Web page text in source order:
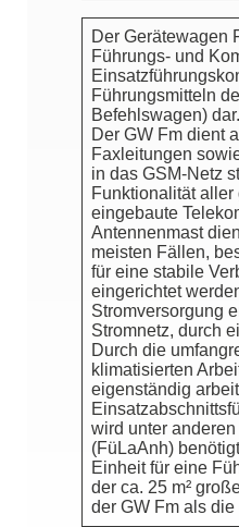
Der Gerätewagen
Führungs- und
Führungsmitteln
Befehlswagen) dar.
Der GW Fm dient
Faxleitungen
in das GSM-Netz
Funktionalität
eingebaute
Antennenmast
meisten Fällen,
für eine stabile
eingerichtet
Stromversorgung
Stromnetz, durch
Durch die
klimatisierten
eigenständig
wird unter
(FüLaAnh)
Einheit für eine
der ca. 25 m²
der GW Fm als